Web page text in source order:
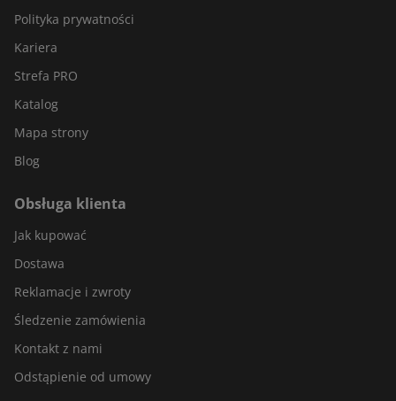
Polityka prywatności
Kariera
Strefa PRO
Katalog
Mapa strony
Blog
Obsługa klienta
Jak kupować
Dostawa
Reklamacje i zwroty
Śledzenie zamówienia
Kontakt z nami
Odstąpienie od umowy